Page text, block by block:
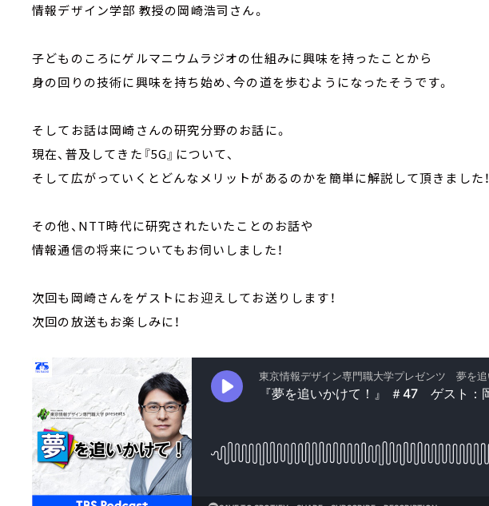
情報デザイン学部 教授の岡崎浩司さん。
子どものころにゲルマニウムラジオの仕組みに興味を持ったことから
身の回りの技術に興味を持ち始め、今の道を歩むようになったそうです。
そしてお話は岡崎さんの研究分野のお話に。
現在、普及してきた『5G』について、
そして広がっていくとどんなメリットがあるのかを簡単に解説して頂きました！
その他、NTT時代に研究されたいたことのお話や
情報通信の将来についてもお伺いしました！
次回も岡崎さんをゲストにお迎えしてお送りします！
次回の放送もお楽しみに！